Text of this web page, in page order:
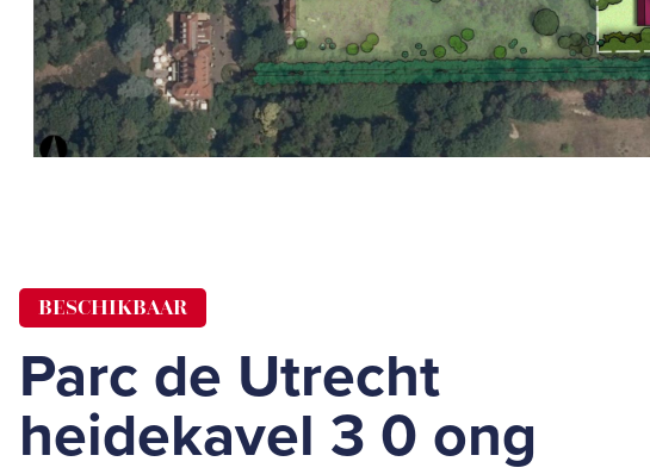
BESCHIKBAAR
Parc de Utrecht
heidekavel 3 0 ong